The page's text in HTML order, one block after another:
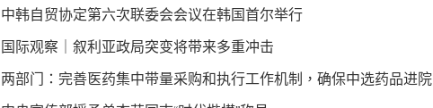
中韩自贸协定第六次联委会会议在韩国首尔举行
国际观察｜叙利亚政局突变将带来多重冲击
两部门：完善医药集中带量采购和执行工作机制，确保中选药品进院